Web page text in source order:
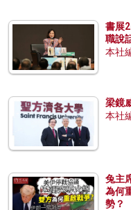
書展
職說
本社
梁鏡
本社
兔主
為何
勢？